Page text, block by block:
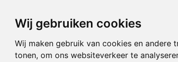
Wij gebruiken cookies
Wij maken gebruik van cookies en
tonen, om ons websiteverkeer te
direct
hoofdinhoud